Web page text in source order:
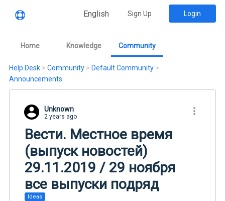
English Sign Up Login
Home Knowledge Community
Help Desk > Community > Default Community >
Announcements
Unknown
2 years ago
Вести. Местное время
(выпуск новостей)
29.11.2019 / 29 ноября
все выпуски подряд
Ideas